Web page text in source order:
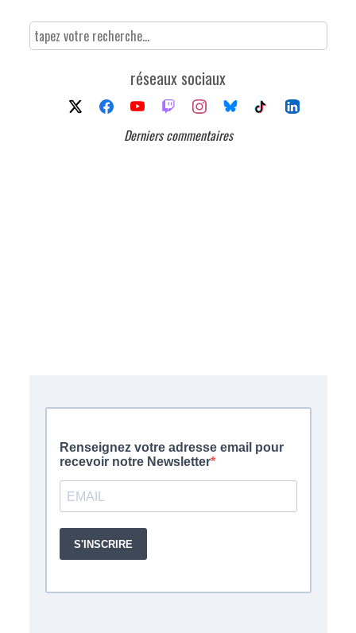
réseaux sociaux
Derniers commentaires